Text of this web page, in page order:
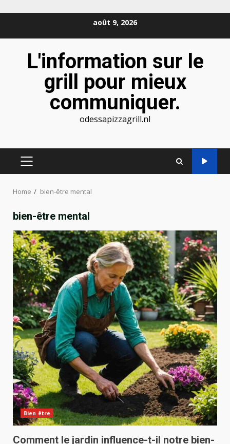
août 9, 2026
L'information sur le
grill pour mieux
communiquer.
odessapizzagrill.nl
PRIMARY
Home bien-être mental
bien-être mental
Bien être
Comment le jardin influence-t-il notre bien-